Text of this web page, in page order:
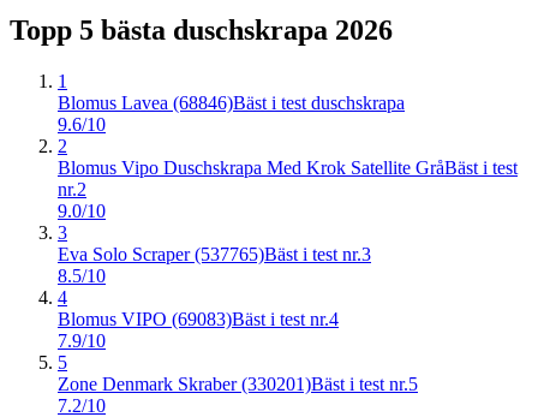
Topp 5 bästa duschskrapa 2026
1
Blomus Lavea (68846)Bäst i test duschskrapa
9.6/10
2
Blomus Vipo Duschskrapa Med Krok Satellite GråBäst i test
nr.2
9.0/10
3
Eva Solo Scraper (537765)Bäst i test nr.3
8.5/10
4
Blomus VIPO (69083)Bäst i test nr.4
7.9/10
5
Zone Denmark Skraber (330201)Bäst i test nr.5
7.2/10